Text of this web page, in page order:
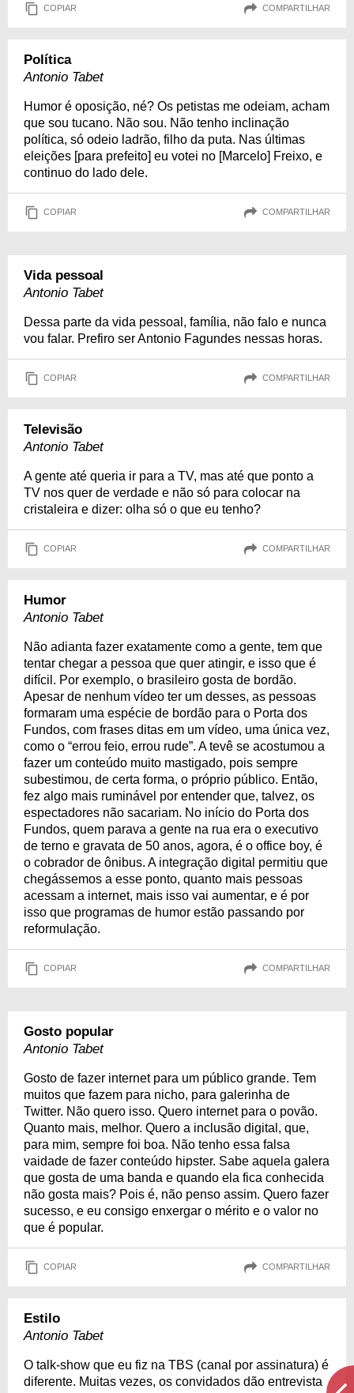
COPIAR COMPARTILHAR
Política
Antonio Tabet
Humor é oposição, né? Os petistas me odeiam, acham
que sou tucano. Não sou. Não tenho inclinação
política, só odeio ladrão, filho da puta. Nas últimas
eleições [para prefeito] eu votei no [Marcelo] Freixo, e
continuo do lado dele.
COPIAR COMPARTILHAR
Vida pessoal
Antonio Tabet
Dessa parte da vida pessoal, família, não falo e nunca
vou falar. Prefiro ser Antonio Fagundes nessas horas.
COPIAR COMPARTILHAR
Televisão
Antonio Tabet
A gente até queria ir para a TV, mas até que ponto a
TV nos quer de verdade e não só para colocar na
cristaleira e dizer: olha só o que eu tenho?
COPIAR COMPARTILHAR
Humor
Antonio Tabet
Não adianta fazer exatamente como a gente, tem que
tentar chegar a pessoa que quer atingir, e isso que é
difícil. Por exemplo, o brasileiro gosta de bordão.
Apesar de nenhum vídeo ter um desses, as pessoas
formaram uma espécie de bordão para o Porta dos
Fundos, com frases ditas em um vídeo, uma única vez,
como o “errou feio, errou rude”. A tevê se acostumou a
fazer um conteúdo muito mastigado, pois sempre
subestimou, de certa forma, o próprio público. Então,
fez algo mais ruminável por entender que, talvez, os
espectadores não sacariam. No início do Porta dos
Fundos, quem parava a gente na rua era o executivo
de terno e gravata de 50 anos, agora, é o office boy, é
o cobrador de ônibus. A integração digital permitiu que
chegássemos a esse ponto, quanto mais pessoas
acessam a internet, mais isso vai aumentar, e é por
isso que programas de humor estão passando por
reformulação.
COPIAR COMPARTILHAR
Gosto popular
Antonio Tabet
Gosto de fazer internet para um público grande. Tem
muitos que fazem para nicho, para galerinha de
Twitter. Não quero isso. Quero internet para o povão.
Quanto mais, melhor. Quero a inclusão digital, que,
para mim, sempre foi boa. Não tenho essa falsa
vaidade de fazer conteúdo hipster. Sabe aquela galera
que gosta de uma banda e quando ela fica conhecida
não gosta mais? Pois é, não penso assim. Quero fazer
sucesso, e eu consigo enxergar o mérito e o valor no
que é popular.
COPIAR COMPARTILHAR
Estilo
Antonio Tabet
O talk-show que eu fiz na TBS (canal por assinatura) é
diferente. Muitas vezes, os convidados dão entrevista